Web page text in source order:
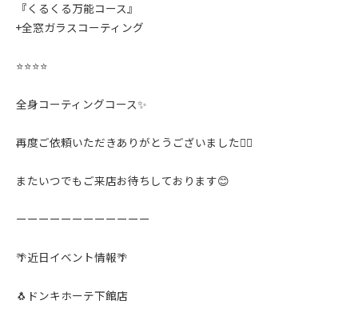
『くるくる万能コース』
+全窓ガラスコーティング
⭐️⭐️⭐️⭐️
全身コーティングコース✨️
再度ご依頼いただきありがとうございました🙇‍♂️
またいつでもご来店お待ちしております😊
ーーーーーーーーーーーー
🌴近日イベント情報🌴
🐧ドンキホーテ下館店